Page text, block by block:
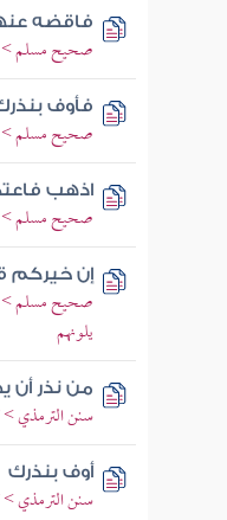
فاقضه
صحيح مسلم >
فأوف
صحيح مسلم >
اذهب
صحيح مسلم >
إن خيركم
صحيح مسلم >
يلونهم
من نذر أن
سنن الترمذي >
أوف بنذرك
سنن الترمذي >